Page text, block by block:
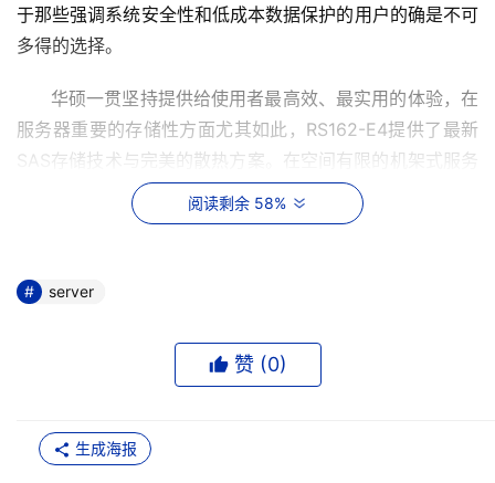
于那些强调系统安全性和低成本数据保护的用户的确是不可
多得的选择。
华硕一贯坚持提供给使用者最高效、最实用的体验，在
服务器重要的存储性方面尤其如此，RS162-E4提供了最新
SAS存储技术与完美的散热方案。在空间有限的机架式服务
器中，存储能力达到了极限：在1U 的机箱内4个硬盘槽位可
支持SAS或SATAII热插拔硬盘，对于空间有限的1U服务器来
扩充灵活性。众所周知，硬盘是机箱内的“发热大户”，如果
所抹煞。华硕凭借良好的内部散热设计，充分利用空间解决
散热问题，因此，使用者不必担心资料存储容量会因散热而
RS162-E4提供灵活的扩充选项，它全方位内建了多种
阅读剩余 58%
server
赞 (0)
生成海报